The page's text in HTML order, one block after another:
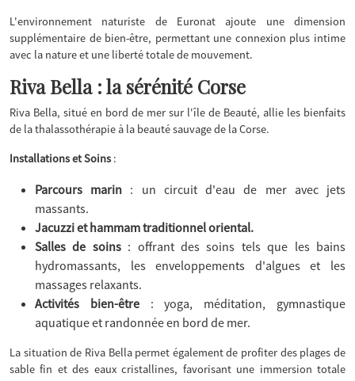
L'environnement naturiste de Euronat ajoute une dimension
supplémentaire de bien-être, permettant une connexion plus intime
avec la nature et une liberté totale de mouvement.
Riva Bella : la sérénité Corse
Riva Bella, situé en bord de mer sur l'île de Beauté, allie les bienfaits
de la thalassothérapie à la beauté sauvage de la Corse.
Installations et Soins :
Parcours marin : un circuit d'eau de mer avec jets
massants.
Jacuzzi et hammam traditionnel oriental.
Salles de soins: offrant des soins tels que les bains
hydromassants, les enveloppements d'algues et les
massages relaxants.
Activités bien-être: yoga, méditation, gymnastique
aquatique et randonnée en bord de mer.
La situation de Riva Bella permet également de profiter des plages de
sable fin et des eaux cristallines, favorisant une immersion totale